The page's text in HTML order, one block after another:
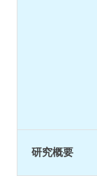
研究概要